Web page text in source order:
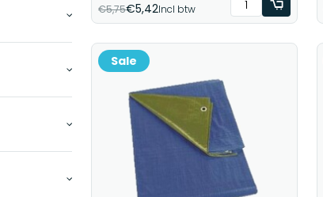
€5,75€5,42Incl btw
Sale